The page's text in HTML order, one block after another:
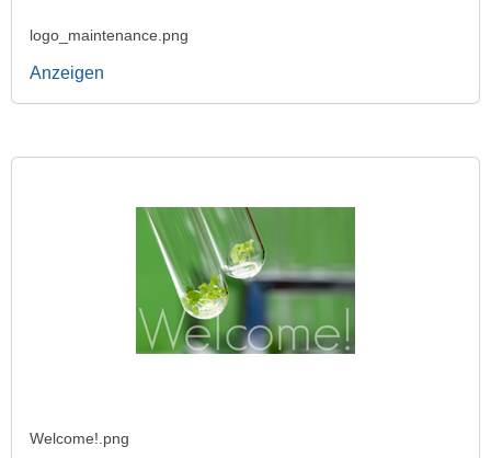
logo_maintenance.png
Anzeigen
Welcome!.png